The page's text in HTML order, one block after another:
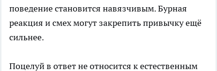
поведение становится навязчивым. Бурная
реакция и смех могут закрепить привычку ещё
сильнее.
Поцелуй в ответ не относится к естественным